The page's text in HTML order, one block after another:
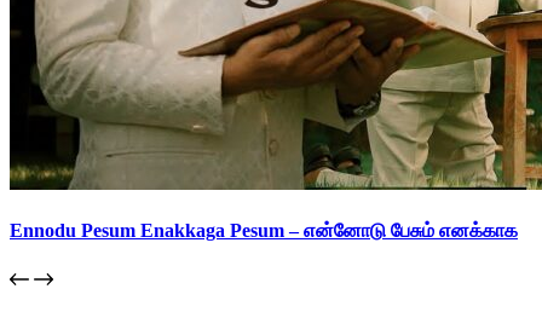
Ennodu Pesum Enakkaga Pesum – என்னோடு பேசும் எனக்காக